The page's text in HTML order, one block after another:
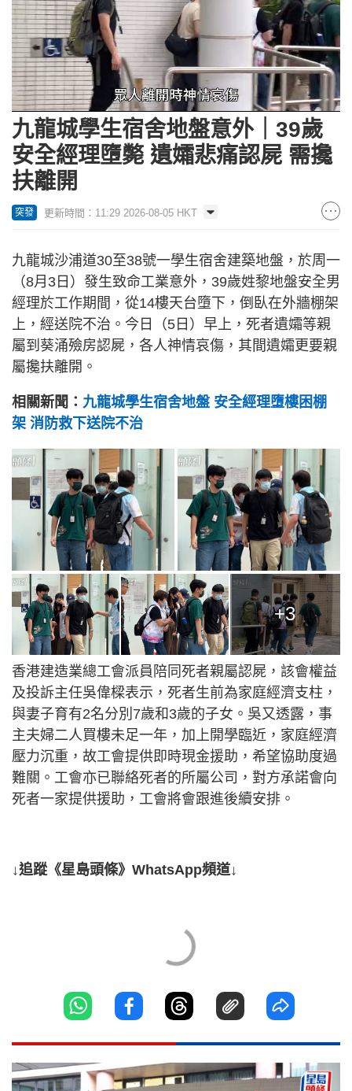
Unmute Loaded:
85.60%
九龍城學生宿舍地盤意外｜39歲
安全經理墮斃 遺孀悲痛認屍 需攙
扶離開
突發 更新時間：11:29 2026-08-05 HKT
九龍城沙浦道30至38號一學生宿舍建築地盤，於周一
（8月3日）發生致命工業意外，39歲姓黎地盤安全男
經理於工作期間，從14樓天台墮下，倒臥在外牆棚架
上，經送院不治。今日（5日）早上，死者遺孀等親
屬到葵涌殮房認屍，各人神情哀傷，其間遺孀更要親
屬攙扶離開。
相關新聞： 九龍城學生宿舍地盤 安全經理墮樓困棚
架 消防救下送院不治
+3
香港建造業總工會派員陪同死者親屬認屍，該會權益
及投訴主任吳偉樑表示，死者生前為家庭經濟支柱，
與妻子育有2名分別7歲和3歲的子女。吳又透露，事
主夫婦二人買樓未足一年，加上開學臨近，家庭經濟
壓力沉重，故工會提供即時現金援助，希望協助度過
難關。工會亦已聯絡死者的所屬公司，對方承諾會向
死者一家提供援助，工會將會跟進後續安排。
↓追蹤《星島頭條》WhatsApp頻道↓